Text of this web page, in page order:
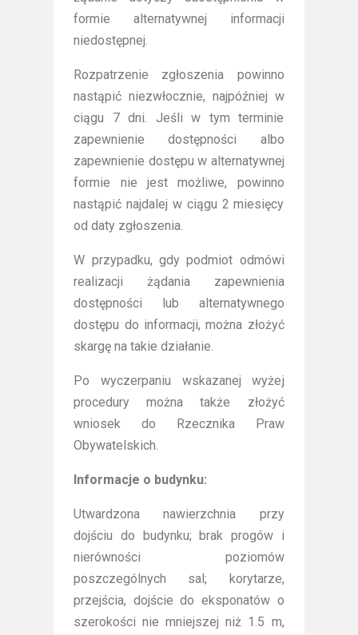
formie alternatywnej informacji
niedostępnej.
Rozpatrzenie zgłoszenia powinno
nastąpić niezwłocznie, najpóźniej w
ciągu 7 dni. Jeśli w tym terminie
zapewnienie dostępności albo
zapewnienie dostępu w alternatywnej
formie nie jest możliwe, powinno
nastąpić najdalej w ciągu 2 miesięcy
od daty zgłoszenia.
W przypadku, gdy podmiot odmówi
realizacji żądania zapewnienia
dostępności lub alternatywnego
dostępu do informacji, można złożyć
skargę na takie działanie.
Po wyczerpaniu wskazanej wyżej
procedury można także złożyć
wniosek do Rzecznika Praw
Obywatelskich.
Informacje o budynku:
Utwardzona nawierzchnia przy
dojściu do budynku; brak progów i
nierówności poziomów
poszczególnych sal; korytarze,
przejścia, dojście do eksponatów o
szerokości nie mniejszej niż 1.5 m,